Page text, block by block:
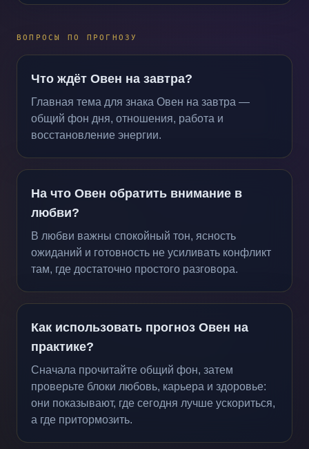
ВОПРОСЫ ПО ПРОГНОЗУ
Что ждёт Овен на завтра?
Главная тема для знака Овен на завтра —
общий фон дня, отношения, работа и
восстановление энергии.
На что Овен обратить внимание в
любви?
В любви важны спокойный тон, ясность
ожиданий и готовность не усиливать конфликт
там, где достаточно простого разговора.
Как использовать прогноз Овен на
практике?
Сначала прочитайте общий фон, затем
проверьте блоки любовь, карьера и здоровье:
они показывают, где сегодня лучше ускориться,
а где притормозить.